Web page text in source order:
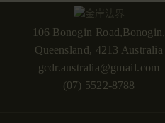
106 Bonogin Road,Bonogin,
Queensland, 4213 Australia
gcdr.australia@gmail.com
(07) 5522-8788